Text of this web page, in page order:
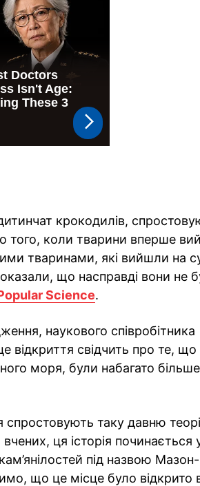
крокодилів,
того, коли тварини вперше
тваринами, які вийшли на
що насправді вони не
Science.
наукового співробітника
свідчить про те, що
моря, були набагато
таку давню
ця історія починається
під назвою
що це місце було відкрито